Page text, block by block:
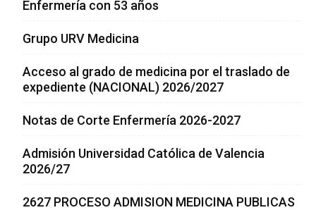
Enfermería con 53 años
Grupo URV Medicina
Acceso al grado de medicina por el traslado de
expediente (NACIONAL) 2026/2027
Notas de Corte Enfermería 2026-2027
Admisión Universidad Católica de Valencia
2026/27
2627 PROCESO ADMISION MEDICINA PUBLICAS